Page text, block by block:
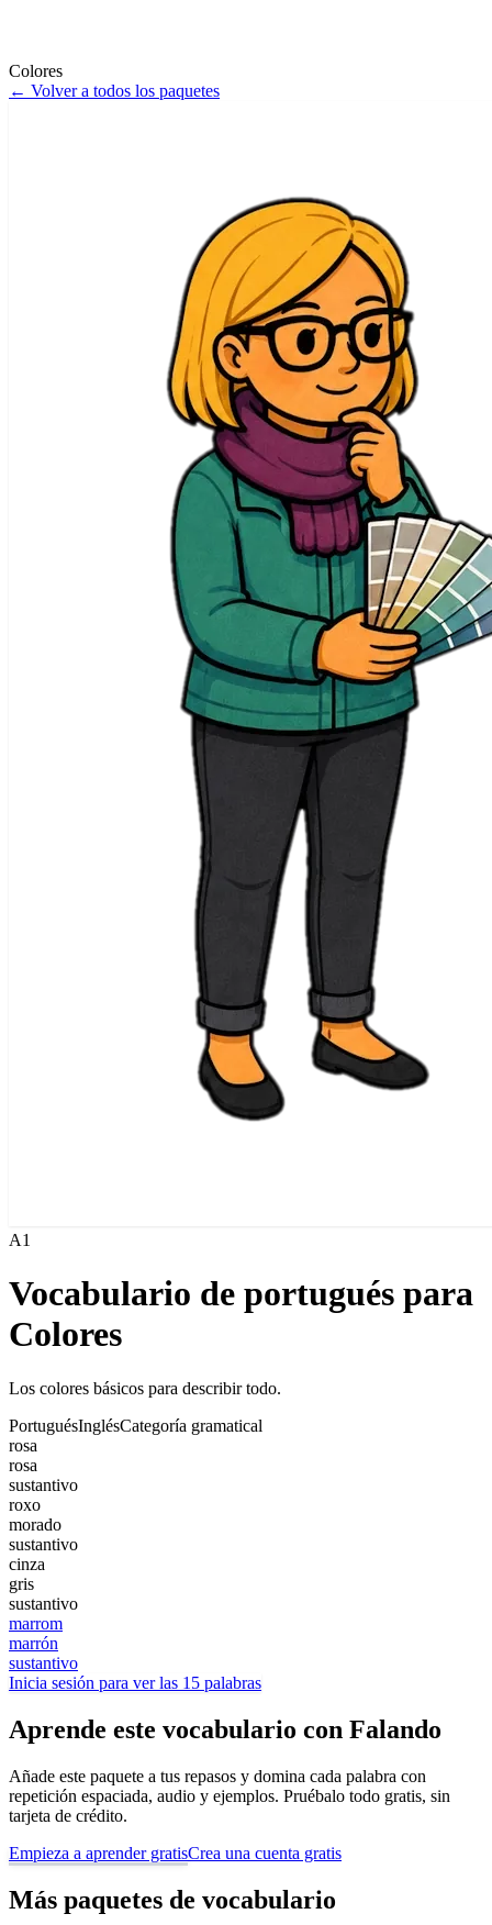
Colores
← Volver a todos los paquetes
A1
Vocabulario de portugués para
Colores
Los colores básicos para describir todo.
PortuguésInglésCategoría gramatical
rosa
rosa
sustantivo
roxo
morado
sustantivo
cinza
gris
sustantivo
marrom
marrón
sustantivo
Inicia sesión para ver las 15 palabras
Aprende este vocabulario con Falando
Añade este paquete a tus repasos y domina cada palabra con
repetición espaciada, audio y ejemplos. Pruébalo todo gratis, sin
tarjeta de crédito.
Empieza a aprender gratisCrea una cuenta gratis
Más paquetes de vocabulario